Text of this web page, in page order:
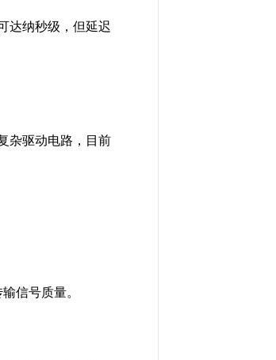
达纳秒级，但延迟
杂驱动电路，目前
信号质量。